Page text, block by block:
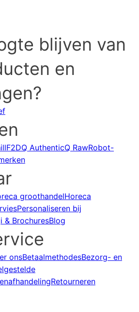
blijven van
en
F2DQ AuthenticQ RawRobot-
groothandelHoreca
Personaliseren bij
& BrochuresBlog
onsBetaalmethodesBezorg- en
Retourneren